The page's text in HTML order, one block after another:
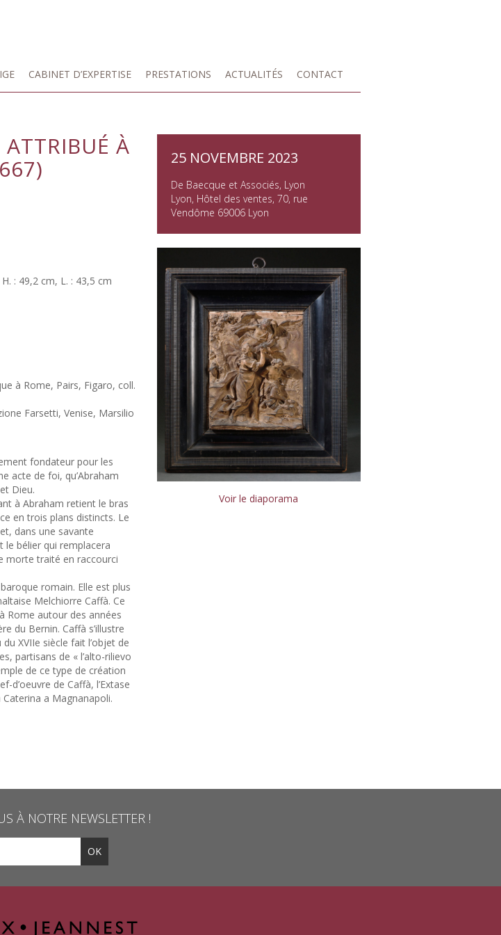
CABINET D’EXPERTISE PRESTATIONS ACTUALITÉS CONTACT
À
: 49,2 cm, L. : 43,5 cm
à Rome, Pairs, Figaro, coll.
Farsetti, Venise, Marsilio
fondateur pour les
acte de foi, qu’Abraham
Dieu.
à Abraham retient le bras
en trois plans distincts. Le
dans une savante
le bélier qui remplacera
morte traité en raccourci
romain. Elle est plus
Melchiorre Caffà. Ce
Rome autour des années
du Bernin. Caffà s’illustre
XVIIe siècle fait l’objet de
partisans de « l’alto-rilievo
de ce type de création
de Caffà, l’Extase
Caterina a Magnanapoli.
25 NOVEMBRE 2023
De Baecque et Associés, Lyon
Lyon, Hôtel des ventes, 70, rue
Vendôme 69006 Lyon
Voir le diaporama
À NOTRE NEWSLETTER !